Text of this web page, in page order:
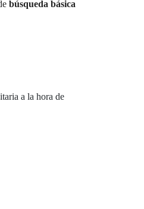
búsqueda básica
a la hora de